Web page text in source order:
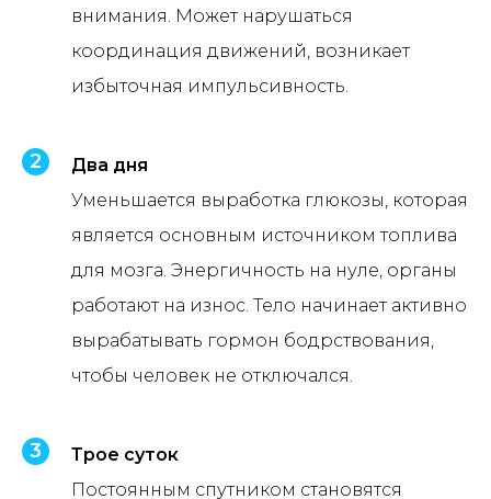
внимания. Может нарушаться
координация движений, возникает
избыточная импульсивность.
Два дня
Уменьшается выработка глюкозы, которая
является основным источником топлива
для мозга. Энергичность на нуле, органы
работают на износ. Тело начинает активно
вырабатывать гормон бодрствования,
чтобы человек не отключался.
Трое суток
Постоянным спутником становятся